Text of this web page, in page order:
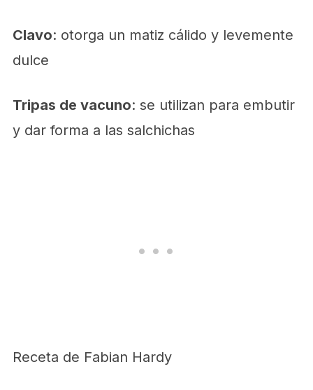
Clavo: otorga un matiz cálido y levemente
dulce
Tripas de vacuno: se utilizan para embutir
y dar forma a las salchichas
Receta de Fabian Hardy